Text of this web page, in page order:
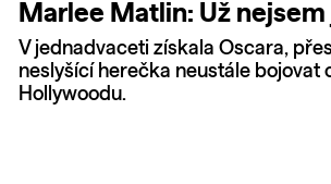
Marlee Matlin: Už
V jednadvaceti získala Oscara,
neslyšící herečka neustále bojovat
Hollywoodu.